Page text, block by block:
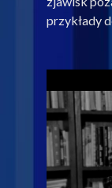
przykłady